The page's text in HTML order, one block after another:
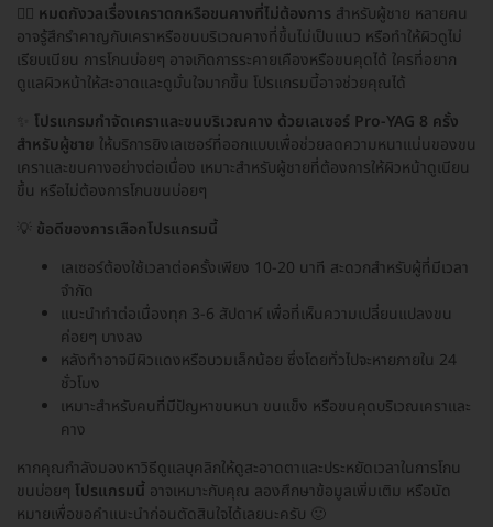
🧔‍♂️ หมดกังวลเรื่องเคราดกหรือขนคางที่ไม่ต้องการ สำหรับผู้ชาย หลายคน
อาจรู้สึกรำคาญกับเคราหรือขนบริเวณคางที่ขึ้นไม่เป็นแนว หรือทำให้ผิวดูไม่
เรียบเนียน การโกนบ่อยๆ อาจเกิดการระคายเคืองหรือขนคุดได้ ใครที่อยาก
ดูแลผิวหน้าให้สะอาดและดูมั่นใจมากขึ้น โปรแกรมนี้อาจช่วยคุณได้
โปรแกรมกำจัดเคราและขนบริเวณคาง ด้วยเลเซอร์ Pro-YAG 8 ครั้ง
สำหรับผู้ชาย ให้บริการยิงเลเซอร์ที่ออกแบบเพื่อช่วยลดความหนาแน่นของขน
เคราและขนคางอย่างต่อเนื่อง เหมาะสำหรับผู้ชายที่ต้องการให้ผิวหน้าดูเนียน
ขึ้น หรือไม่ต้องการโกนขนบ่อยๆ
💡 ข้อดีของการเลือกโปรแกรมนี้
เลเซอร์ต้องใช้เวลาต่อครั้งเพียง 10-20 นาที สะดวกสำหรับผู้ที่มีเวลา
จำกัด
แนะนำทำต่อเนื่องทุก 3-6 สัปดาห์ เพื่อที่เห็นความเปลี่ยนแปลงขน
ค่อยๆ บางลง
หลังทำอาจมีผิวแดงหรือบวมเล็กน้อย ซึ่งโดยทั่วไปจะหายภายใน 24
ชั่วโมง
เหมาะสำหรับคนที่มีปัญหาขนหนา ขนแข็ง หรือขนคุดบริเวณเคราและ
คาง
หากคุณกำลังมองหาวิธีดูแลบุคลิกให้ดูสะอาดตาและประหยัดเวลาในการโกน
ขนบ่อยๆ โปรแกรมนี้ อาจเหมาะกับคุณ ลองศึกษาข้อมูลเพิ่มเติม หรือนัด
หมายเพื่อขอคำแนะนำก่อนตัดสินใจได้เลยนะครับ 🙂